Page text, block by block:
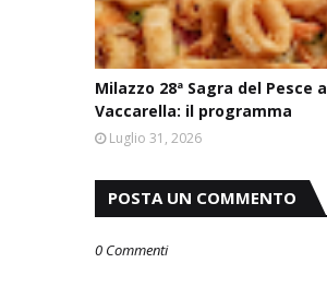
Milazzo 28ª Sagra del Pesce a
Vaccarella: il programma
Luglio 31, 2026
POSTA UN COMMENTO
0 Commenti